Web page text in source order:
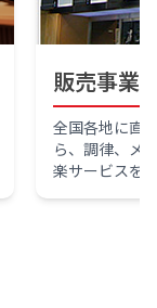
販売事業
全国各地に直
ら、調律、メ
楽サービスを